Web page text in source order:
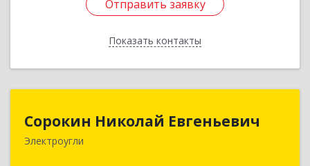
Отправить заявку
Показать контакты
Отправить заявку
Назад
Сорокин Николай Евгеньевич
Электроугли
Сорокин Николай Евгеньевич